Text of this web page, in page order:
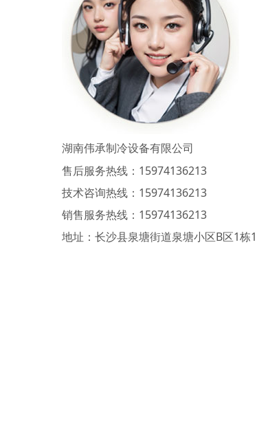
湖南伟承制冷设备有限公司
售后服务热线：15974136213
技术咨询热线：15974136213
销售服务热线：15974136213
地址：长沙县泉塘街道泉塘小区B区1栋